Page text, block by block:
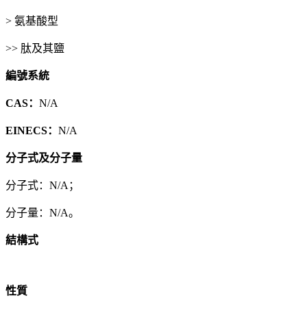
> 氨基酸型
>> 肽及其鹽
編號系統
CAS： N/A
EINECS： N/A
分子式及分子量
分子式：N/A；
分子量：N/A。
結構式
性質